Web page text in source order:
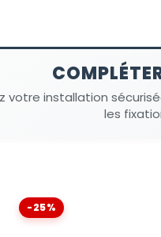
votre installation
les
-25%